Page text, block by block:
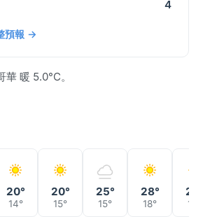
4
預報 →
暖 5.0°C。
20°
14°
20°
15°
25°
15°
28°
18° 19°